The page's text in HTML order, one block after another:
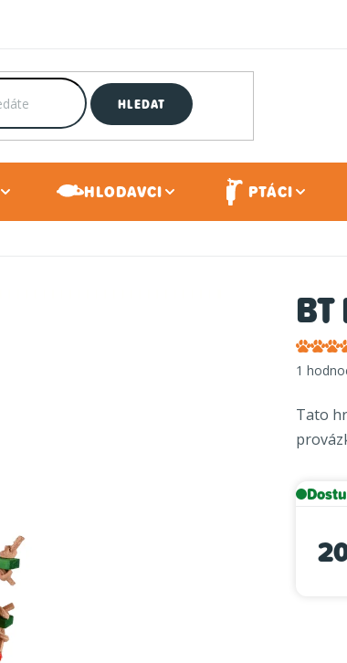
HLEDAT
HLODAVCI PTÁCI
BT
je
5,0
5
1
Tato